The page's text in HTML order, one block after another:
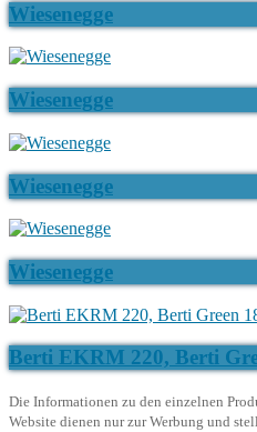
Wiesenegge
Wiesenegge
Wiesenegge
Wiesenegge
Berti EKRM 220, Berti
Die Informationen zu den einzelnen
Website dienen nur zur Werbung und